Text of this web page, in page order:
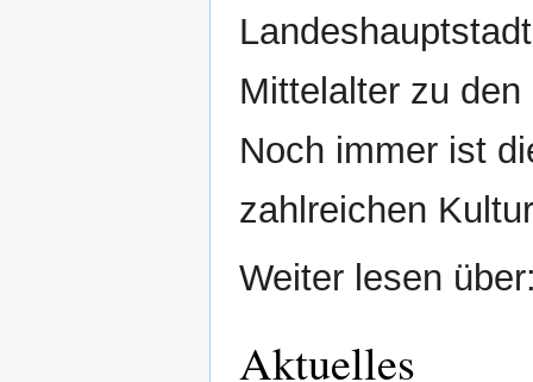
Mittelalter zu
Noch immer ist
zahlreichen
Weiter lesen
Aktuelles